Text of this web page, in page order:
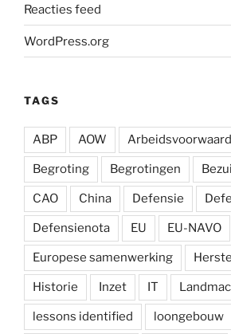
Reacties feed
WordPress.org
TAGS
ABP AOW
Begroting Begrotingen
CAO China Defensie
Defensienota EU EU-NAVO
Europese samenwerking
Historie Inzet IT
lessons identified loongebouw